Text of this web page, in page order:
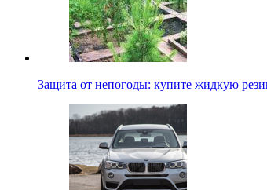
Защита от непогоды: купите жидкую